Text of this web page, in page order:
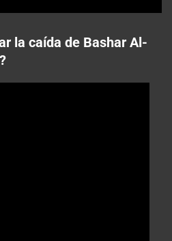
la caída de Bashar Al-